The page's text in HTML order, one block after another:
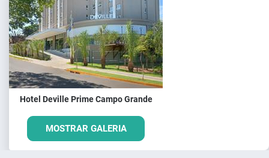
Hotel Deville Prime Campo Grande
MOSTRAR GALERIA